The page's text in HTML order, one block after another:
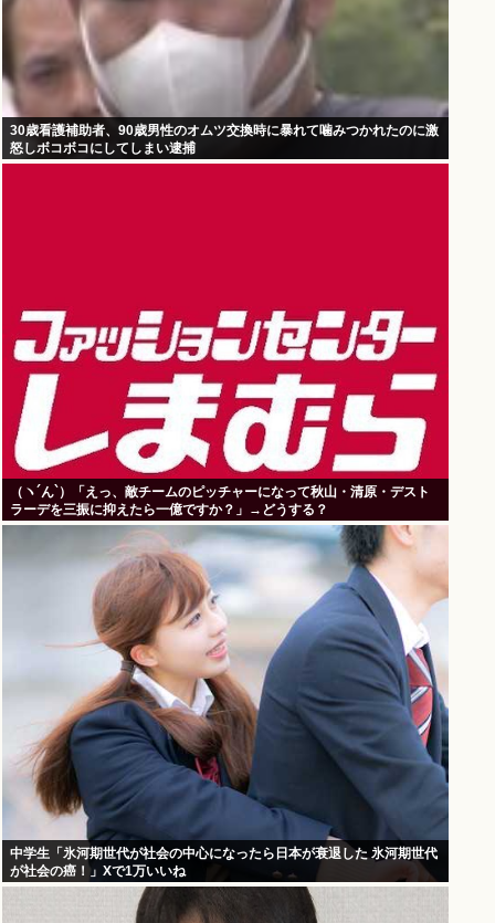
30歳看護補助者、90歳男性のオムツ交換時に暴れて噛みつかれたのに激
怒しボコボコにしてしまい逮捕
（ヽ´ん`）「えっ、敵チームのピッチャーになって秋山・清原・デスト
ラーデを三振に抑えたら一億ですか？」→どうする？
中学生「氷河期世代が社会の中心になったら日本が衰退した 氷河期世代
が社会の癌！」Xで1万いいね